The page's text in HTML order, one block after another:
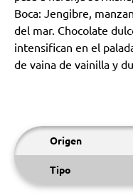
Boca: Jengibre,
del mar. Chocolate
intensifican en el
de vaina de vainilla y
Origen
Tipo